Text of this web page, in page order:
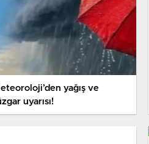
yağış ve
uyarısı!